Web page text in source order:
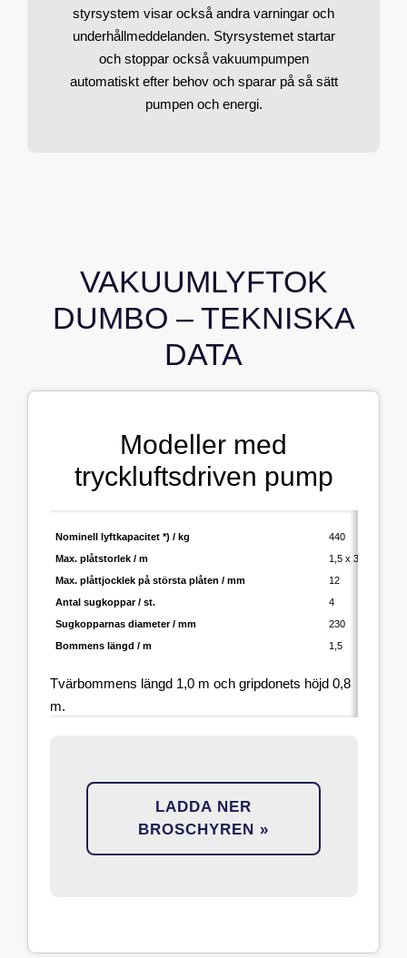
styrsystem visar också andra varningar och
underhållmeddelanden. Styrsystemet startar
och stoppar också vakuumpumpen
automatiskt efter behov och sparar på så sätt
pumpen och energi.
VAKUUMLYFTOK
DUMBO – TEKNISKA
DATA
Modeller med
tryckluftsdriven pump
Nominell lyftkapacitet *) / kg 440
Max. plåtstorlek / m
1,5 x 3,0
Max. plåttjocklek på största plåten / mm
12
Antal sugkoppar / st.
4
Sugkopparnas diameter / mm
230
Bommens längd / m
1,5
Tvärbommens längd 1,0 m och gripdonets höjd 0,8
m.
LADDA NER
BROSCHYREN »